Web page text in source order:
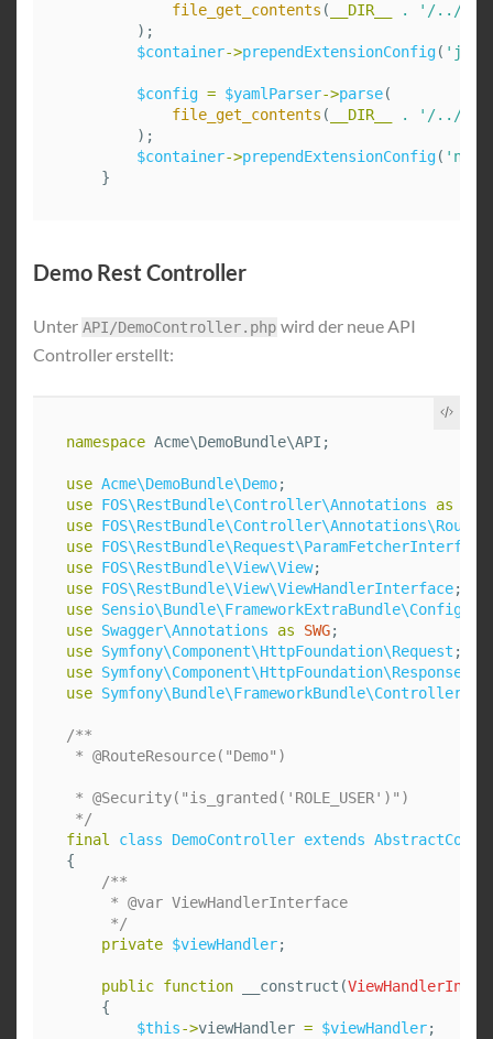
file_get_contents ( __DIR__ .
'/../
);
$container->prependExtensionConfig(
$config = $yamlParser->parse(
file_get_contents ( __DIR__ .
'/../
);
$container->prependExtensionConfig(
}
Demo Rest Controller
Unter API/DemoController.php wird der neue API
Controller erstellt:
namespace Acme\DemoBundle\API ;
use Acme\DemoBundle\Demo;
use FOS\RestBundle\Controller\Annotations as
use
use FOS\RestBundle\Request\ParamFetcherInterface
use FOS\RestBundle\View\View;
use FOS\RestBundle\View\ViewHandlerInterface;
use
use Swagger\Annotations as SWG;
use Symfony\Component\HttpFoundation\Request ;
use Symfony\Component\HttpFoundation\Response
use
/**
* @RouteResource("Demo")
* @Security("is_granted('ROLE_USER')")
*/
final
class DemoController extends
{
/**
     * @var ViewHandlerInterface
     */
private $viewHandler;
public function __construct (
{
$this->viewHandler = $viewHandler;